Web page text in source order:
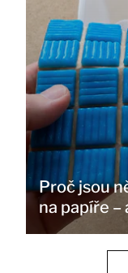
Proč jsou
na papíře